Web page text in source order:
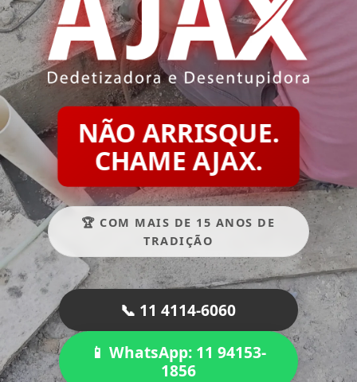
NÃO ARRISQUE.
CHAME AJAX.
🏆 COM MAIS DE 15 ANOS DE
TRADIÇÃO
📞 11 4114-6060
📱 WhatsApp: 11 94153-
1856